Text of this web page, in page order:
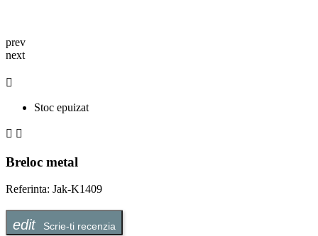
prev
next

Stoc epuizat
 
Breloc metal
Referinta: Jak-K1409
Scrie-ti recenzia